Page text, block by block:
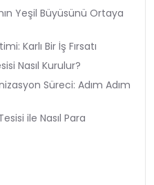
Yeşil Büyüsünü Ortaya
Karlı Bir İş Fırsatı
Nasıl Kurulur?
Süreci: Adım Adım
ile Nasıl Para